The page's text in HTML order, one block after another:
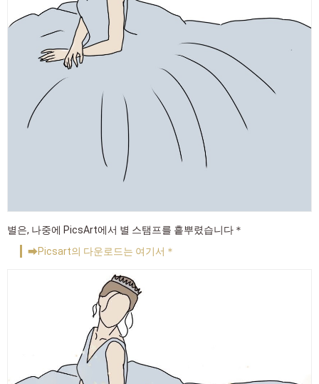
별은, 나중에 PicsArt에서 별 스탬프를 흩뿌렸습니다＊
➡Picsart의 다운로드는 여기서＊